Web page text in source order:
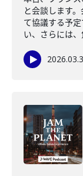
と会談します
て協議する予
い、さらには